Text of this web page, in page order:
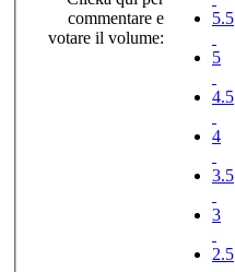
commentare e
votare il volume:
5.5
5
4.5
4
3.5
3
2.5